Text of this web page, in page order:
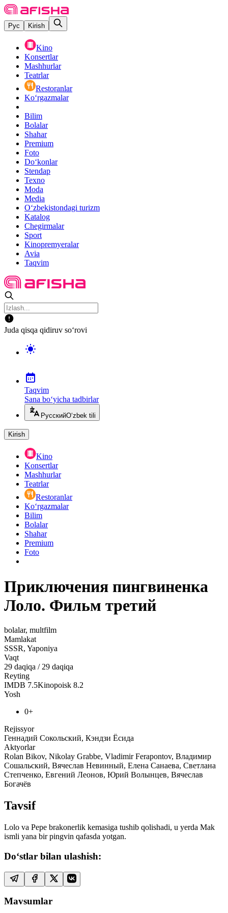
Рус Kirish
Kino
Konsertlar
Mashhurlar
Teatrlar
Restoranlar
Ko‘rgazmalar
Bilim
Bolalar
Shahar
Premium
Foto
Do‘konlar
Stendap
Texno
Moda
Media
O‘zbekistondagi turizm
Katalog
Chegirmalar
Sport
Kinopremyeralar
Avia
Taqvim
Juda qisqa qidiruv so‘rovi
Taqvim
Sana bo‘yicha tadbirlar
РусскийO‘zbek tili
Kirish
Kino
Konsertlar
Mashhurlar
Teatrlar
Restoranlar
Ko‘rgazmalar
Bilim
Bolalar
Shahar
Premium
Foto
Приключения пингвиненка
Лоло. Фильм третий
bolalar, multfilm
Mamlakat
SSSR, Yaponiya
Vaqt
29 daqiqa / 29 daqiqa
Reyting
IMDB 7.5Kinopoisk 8.2
Yosh
0+
Rejissyor
Геннадий Сокольский, Кэндзи Ёсида
Aktyorlar
Rolan Bikov, Nikolay Grabbe, Vladimir Ferapontov, Владимир
Сошальский, Вячеслав Невинный, Елена Санаева, Светлана
Степченко, Евгений Леонов, Юрий Волынцев, Вячеслав
Богачёв
Tavsif
Lolo va Pepe brakonerlik kemasiga tushib qolishadi, u yerda Mak
ismli yana bir pingvin qafasda yotgan.
Do‘stlar bilan ulashish:
Mavsumlar